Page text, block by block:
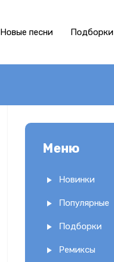
Новые песни Подборки
Меню
Новинки
Популярные
Подборки
Ремиксы